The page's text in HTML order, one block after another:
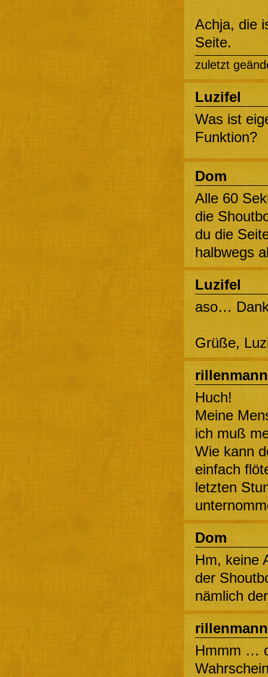
Achja, die
Seite.
zuletzt
Luzifel
Was ist
Funktion?
Dom
Alle 60
die
du die
halbwegs
Luzifel
aso…
Grüße,
Huch!
Meine
ich muß
Wie kann
einfach
letzten
Dom
Hm, keine
der
nämlich
Hmmm …